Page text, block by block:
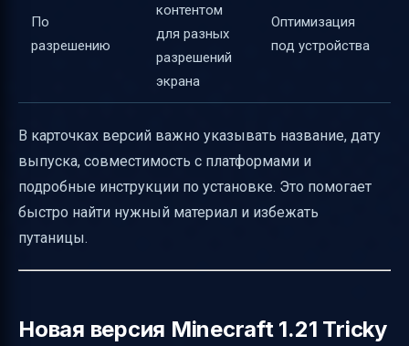
По
разрешению
контентом
для разных
разрешений
экрана
Оптимизация
под устройства
В карточках версий важно указывать название, дату
выпуска, совместимость с платформами и
подробные инструкции по установке. Это помогает
быстро найти нужный материал и избежать
путаницы.
Новая версия Minecraft 1.21 Tricky